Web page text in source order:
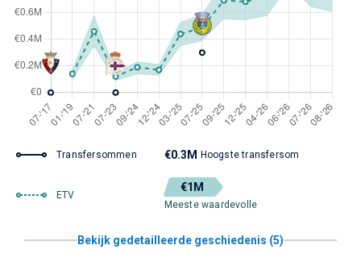
Transfersommen €0.3M Hoogste transfersom
ETV
€1M
Meeste waardevolle
Bekijk gedetailleerde geschiedenis (5)